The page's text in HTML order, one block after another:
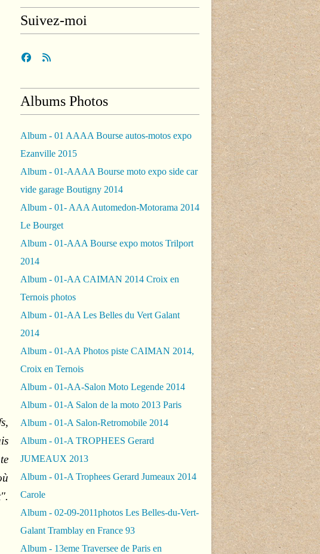
Suivez-moi
Albums Photos
Album - 01 AAAA Bourse autos-motos expo
Ezanville 2015
Album - 01-AAAA Bourse moto expo side car
vide garage Boutigny 2014
Album - 01- AAA Automedon-Motorama 2014
Le Bourget
Album - 01-AAA Bourse expo motos Trilport
2014
Album - 01-AA CAIMAN 2014 Croix en
Ternois photos
Album - 01-AA Les Belles du Vert Galant
2014
Album - 01-AA Photos piste CAIMAN 2014,
Croix en Ternois
Album - 01-AA-Salon Moto Legende 2014
Album - 01-A Salon de la moto 2013 Paris
Album - 01-A Salon-Retromobile 2014
Album - 01-A TROPHEES Gerard
JUMEAUX 2013
Album - 01-A Trophees Gerard Jumeaux 2014
Carole
Album - 02-09-2011photos Les Belles-du-Vert-
Galant Tramblay en France 93
Album - 13eme Traversee de Paris en